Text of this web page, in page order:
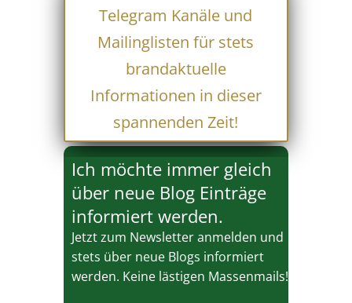
Telegram Kanäle und
Mailinglisten für stets
brandaktuelle
Informationen in dieser
spannenden Zeit!
Ich möchte immer gleich
über neue Blog Einträge
informiert werden.
Jetzt zum Newsletter anmelden und
stets über neue Blogs informiert
werden. Keine lästigen Massenmails!